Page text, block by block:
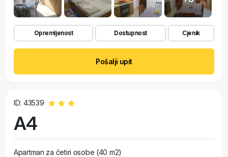
Opremljenost Dostupnost Cjenik
Pošalji upit
ID: 43539
A4
Apartman za četiri osobe (40 m2)